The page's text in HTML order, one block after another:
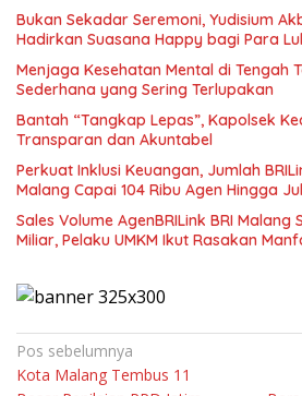
Bukan Sekadar Seremoni, Yudisium
Hadirkan Suasana Happy bagi Para
Menjaga Kesehatan Mental di Tengah
Sederhana yang Sering Terlupakan
Bantah “Tangkap Lepas”, Kapolsek
Transparan dan Akuntabel
Perkuat Inklusi Keuangan, Jumlah
Malang Capai 104 Ribu Agen Hingga
Sales Volume AgenBRILink BRI Malang
Miliar, Pelaku UMKM Ikut Rasakan
Navigasi
pos
Pos sebelumnya
Kota Malang Tembus 11